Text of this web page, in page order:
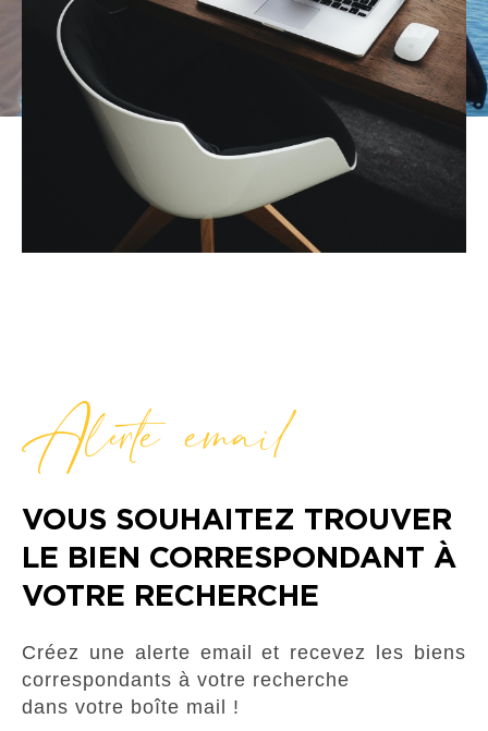
Alerte email
VOUS SOUHAITEZ TROUVER
LE BIEN CORRESPONDANT À
VOTRE RECHERCHE
Créez une alerte email et recevez les biens
correspondants à votre recherche
dans votre boîte mail !
Budget
Budget
Surface
Surface
PISCINE
COUPS DE COEUR EXCLUSIVITÉS
NOUVEAUTÉS